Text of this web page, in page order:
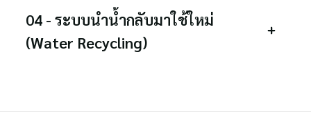
04 - ระบบนำน้ำกลับมาใช้ใหม่
(Water Recycling)